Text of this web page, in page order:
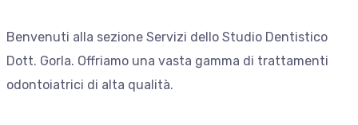
Benvenuti alla sezione Servizi dello Studio Dentistico
Dott. Gorla. Offriamo una vasta gamma di trattamenti
odontoiatrici di alta qualità.